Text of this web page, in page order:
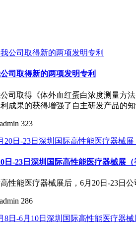
司取得新的两项发明专利
司取得《体外血红蛋白浓度测量方
成果的获得增强了自主研发产品的
admin 323
日-23日深圳国际高性能医疗器械展
性能医疗器械展后，6月20日-23日
admin 286